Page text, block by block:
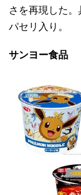
さを再現した。
パセリ入り。
サンヨー食品